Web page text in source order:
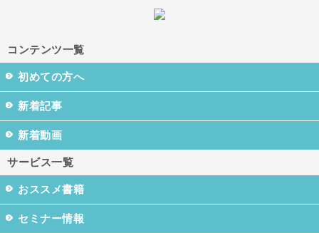
コンテンツ一覧
初めての方へ
新着記事
新着動画
サービス一覧
おススメ書籍
セミナー情報